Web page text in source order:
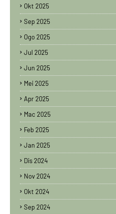
Okt 2025
Sep 2025
Ogo 2025
Jul 2025
Jun 2025
Mei 2025
Apr 2025
Mac 2025
Feb 2025
Jan 2025
Dis 2024
Nov 2024
Okt 2024
Sep 2024